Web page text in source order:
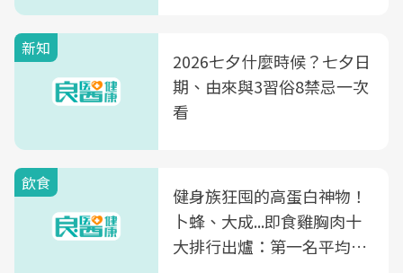
新知
2026七夕什麼時候？七夕日
期、由來與3習俗8禁忌一次
看
飲食
健身族狂囤的高蛋白神物！
卜蜂、大成...即食雞胸肉十
大排行出爐：第一名平均一